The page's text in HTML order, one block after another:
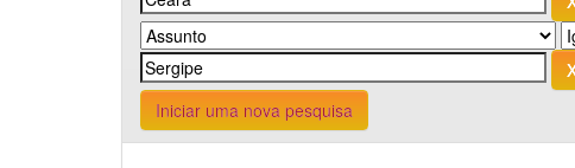
Iniciar uma nova pesquisa